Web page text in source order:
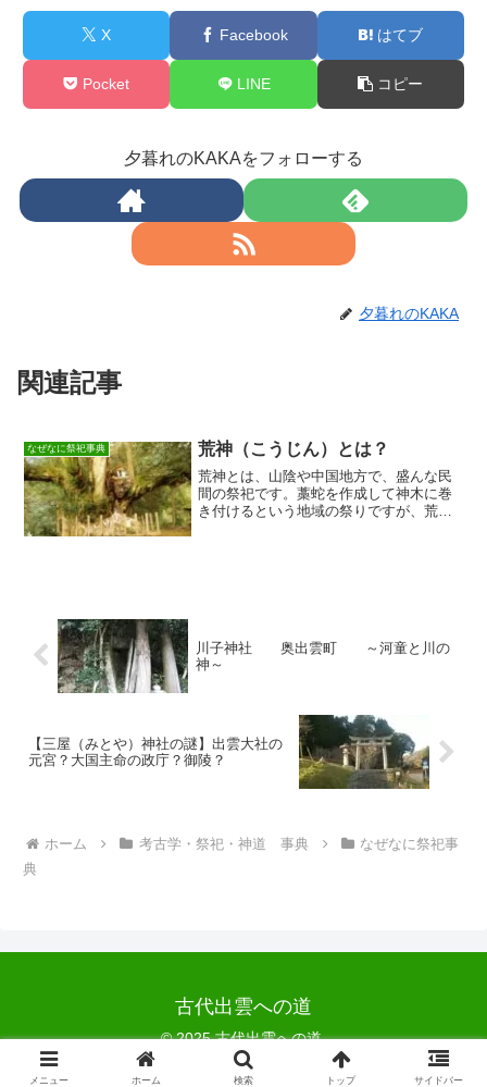
X Facebook はてブ
Pocket LINE コピー
夕暮れのKAKAをフォローする
夕暮れのKAKA
関連記事
なぜなに祭祀事典 荒神（こうじん）とは？
荒神とは、山陰や中国地方で、盛んな民
間の祭祀です。藁蛇を作成して神木に巻
き付けるという地域の祭りですが、荒神
川子神社 奥出雲町 ～河童と川の
神～
【三屋（みとや）神社の謎】出雲大社の
元宮？大国主命の政庁？御陵？
ホーム 考古学・祭祀・神道 事典
なぜなに祭祀事
典
古代出雲への道
© 2025 古代出雲への道.
メニュー ホーム 検索 トップ サイドバー